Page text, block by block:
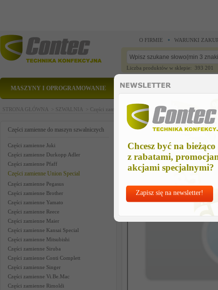
Chcesz być na bieżąco
z rabatami,
akcjami specjalnymi?
Zapisz się na newsletter!
O FIRMIE WARUNKI
Liczba produktów w sklepie: 393 201
MASZYNY I OPROGRAMOWANIE CZĘŚCI ZAMIENNE
STRONA GŁÓWNA > SZWALNIA > Części zamienne do maszyn szwalniczych >Części
Części zamienne do maszyn szwalniczych
Części zamienne Juki
Części zamienne Durkopp Adler
Części zamienne Pfaff
Części zamienne Union Special
Części zamienne Pegasus
Części zamienne Brother
Części zamienne Yamato
Części zamienne Reece
Części zamienne Maier
Części zamienne Kansai Special
Części zamienne Mitsubishi
Części zamienne Siruba
Części zamienne Conti Complett
Części zamienne Singer
Części zamienne Vi.Be.Mac
Części zamienne Rimoldi
kit of parts us